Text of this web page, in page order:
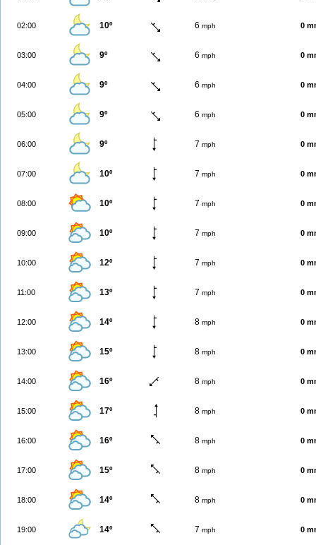
02:00 10º 6 mph 0
03:00 9º 6 mph 0
04:00 9º 6 mph 0
05:00 9º 6 mph 0
06:00 9º 7 mph 0
07:00 10º 7 mph 0
08:00 10º 7 mph 0
09:00 10º 7 mph 0
10:00 12º 7 mph 0
11:00 13º 7 mph 0
12:00 14º 8 mph 0
13:00 15º 8 mph 0
14:00 16º 8 mph 0
15:00 17º 8 mph 0
16:00 16º 8 mph 0
17:00 15º 8 mph 0
18:00 14º 8 mph 0
19:00 14º 7 mph 0